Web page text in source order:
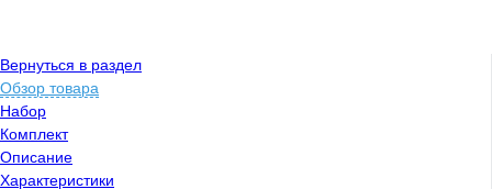
Вернуться в раздел
Обзор товара
Набор
Комплект
Описание
Характеристики